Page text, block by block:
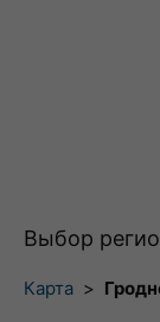
Выбор
Карта >